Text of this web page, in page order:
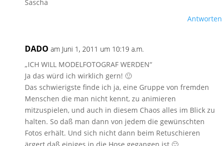
Sascha
Antworten
DADO am Juni 1, 2011 um 10:19 a.m.
„ICH WILL MODELFOTOGRAF WERDEN“
Ja das würd ich wirklich gern! 🙂
Das schwierigste finde ich ja, eine Gruppe von fremden
Menschen die man nicht kennt, zu animieren
mitzuspielen, und auch in diesem Chaos alles im Blick zu
halten. So daß man dann von jedem die gewünschten
Fotos erhält. Und sich nicht dann beim Retuschieren